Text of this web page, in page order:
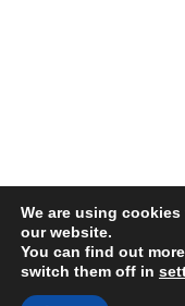
We are using
our website.
You can find out
switch them off in